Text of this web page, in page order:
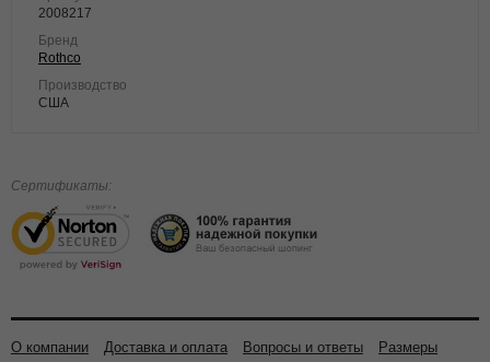
2008217
Бренд
Rothco
Производство
США
Сертификаты:
О компании Доставка и оплата Вопросы и ответы
Размеры